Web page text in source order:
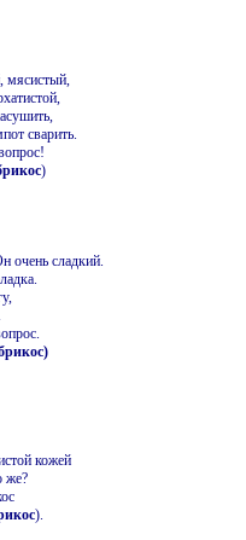
мясистый,
сварить.
)
очень сладкий.
кожей
же?
).